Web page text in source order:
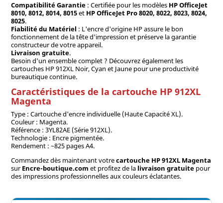
Compatibilité Garantie: Certifiée pour les modèles HP OfficeJet
8010, 8012, 8014, 8015et HP OfficeJet Pro 8020, 8022, 8023, 8024,
8025.
Fiabilité du Matériel : L'encre d'origine HP assure le bon
fonctionnement de la tête d'impression et préserve la garantie
constructeur de votre appareil.
Livraison gratuite.
Besoin d'un ensemble complet ? Découvrez également les
cartouches HP 912XL Noir, Cyan et Jaune pour une productivité
bureautique continue.
Caractéristiques de la cartouche HP 912XL
Magenta
Type : Cartouche d'encre individuelle (Haute Capacité XL).
Couleur : Magenta.
Référence : 3YL82AE (Série 912XL).
Technologie : Encre pigmentée.
Rendement : ~825 pages A4.
Commandez dès maintenant votrecartouche HP 912XL Magenta
surEncre-boutique.com et profitez de la livraison gratuitepour
des impressions professionnelles aux couleurs éclatantes.